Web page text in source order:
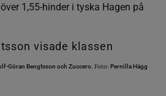
1,55-hinder i tyska Hagen på
Göran Bengtsson och Zuccero. Foto: Pernilla Hägg